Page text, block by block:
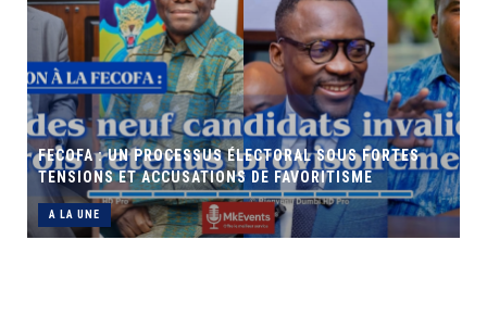
ÉLECTORAL SOUS FORTES
DE FAVORITISME